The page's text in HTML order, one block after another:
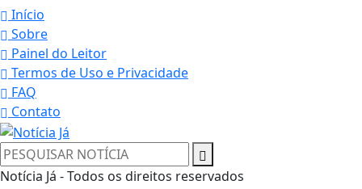
Início
Sobre
Painel do Leitor
Termos de Uso e Privacidade
FAQ
Contato
Notícia Já - Todos os direitos reservados